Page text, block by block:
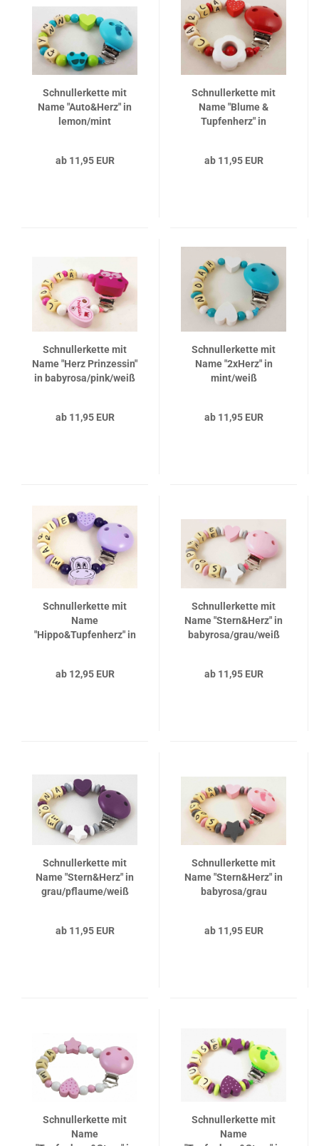
Schnullerkette mit
Name "Auto&Herz" in
lemon/mint
ab 11,95 EUR
Schnullerkette mit
Name "Blume &
Tupfenherz" in
ab 11,95 EUR
Schnullerkette mit
Name "Herz Prinzessin"
in babyrosa/pink/weiß
ab 11,95 EUR
Schnullerkette mit
Name "2xHerz" in
mint/weiß
ab 11,95 EUR
Schnullerkette mit
Name
"Hippo&Tupfenherz" in
ab 12,95 EUR
Schnullerkette mit
Name "Stern&Herz" in
babyrosa/grau/weiß
ab 11,95 EUR
Schnullerkette mit
Name "Stern&Herz" in
grau/pflaume/weiß
ab 11,95 EUR
Schnullerkette mit
Name "Stern&Herz" in
babyrosa/grau
ab 11,95 EUR
Schnullerkette mit
Name
Schnullerkette mit
Name